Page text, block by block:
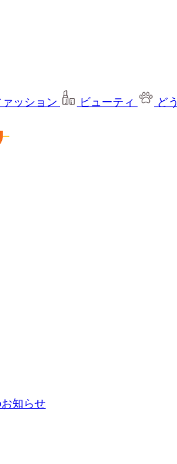
ァッション ビューティ ど
お知らせ